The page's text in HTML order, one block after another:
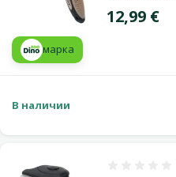
Цена
12,99 €
марка
В наличии